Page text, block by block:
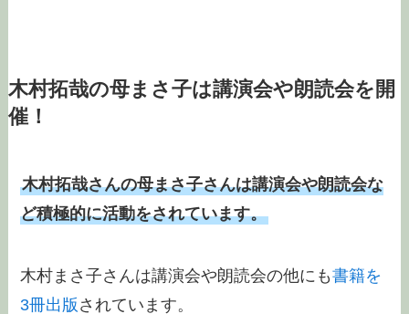
木村拓哉の母まさ子は講演会や朗読会を開
催！
木村拓哉さんの母まさ子さんは講演会や朗読会な
ど積極的に活動をされています。
木村まさ子さんは講演会や朗読会の他にも書籍を
3冊出版 されています。